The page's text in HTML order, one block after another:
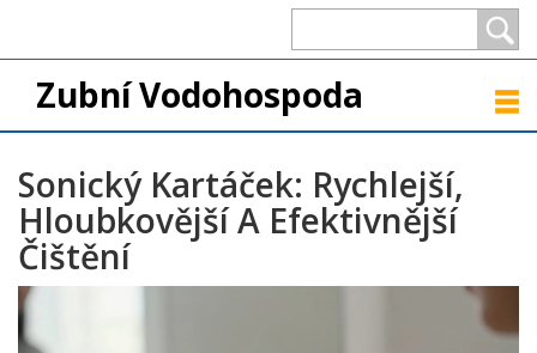
Zubní Vodohospoda
Sonický Kartáček: Rychlejší,
Hloubkovější A Efektivnější
Čištění